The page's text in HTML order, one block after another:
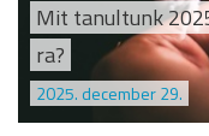
Mit tanultunk
ra?
2025. december 29.